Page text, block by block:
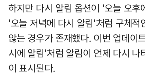
하지만 다시 알림 옵션이 '오늘 오후
'오늘 저녁에 다시 알림'처럼 구체적
않는 경우가 존재했다. 이번 업데이
시에 알림'처럼 알림이 언제 다시 나
이 표시된다.